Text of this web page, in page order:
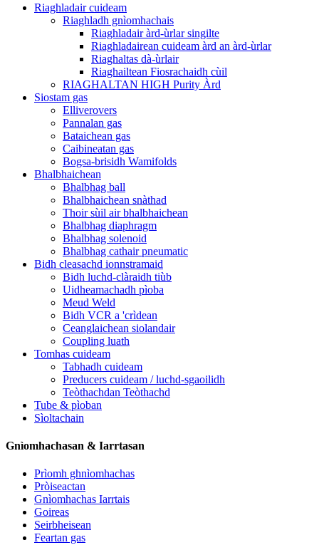
Riaghladair cuideam
Riaghladh gnìomhachais
Riaghladair àrd-ùrlar singilte
Riaghladairean cuideam àrd an àrd-ùrlar
Riaghaltas dà-ùrlair
Riaghailtean Fiosrachaidh cùil
RIAGHALTAN HIGH Purity Àrd
Siostam gas
Elliverovers
Pannalan gas
Bataichean gas
Caibineatan gas
Bogsa-brisidh Wamifolds
Bhalbhaichean
Bhalbhag ball
Bhalbhaichean snàthad
Thoir sùil air bhalbhaichean
Bhalbhag diaphragm
Bhalbhag solenoid
Bhalbhag cathair pneumatic
Bidh cleasachd ionnstramaid
Bidh luchd-clàraidh tiùb
Uidheamachadh pìoba
Meud Weld
Bidh VCR a 'crìdean
Ceanglaichean siolandair
Coupling luath
Tomhas cuideam
Tabhadh cuideam
Preducers cuideam / luchd-sgaoilidh
Teòthachdan Teòthachd
Tube & pìoban
Sìoltachain
Gnìomhachasan & Iarrtasan
Prìomh ghnìomhachas
Pròiseactan
Gnìomhachas Iarrtais
Goireas
Seirbheisean
Feartan gas